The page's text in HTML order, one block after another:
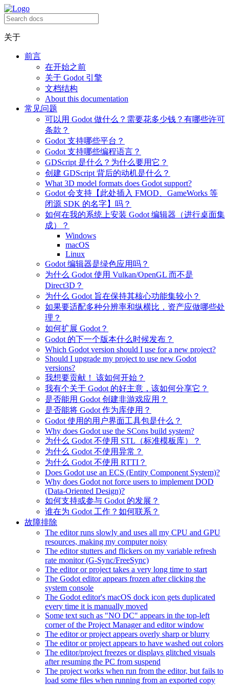
关于
前言
在开始之前
关于 Godot 引擎
文档结构
About this documentation
常见问题
可以用 Godot 做什么？需要花多少钱？有哪些许可
条款？
Godot 支持哪些平台？
Godot 支持哪些编程语言？
GDScript 是什么？为什么要用它？
创建 GDScript 背后的动机是什么？
What 3D model formats does Godot support?
Godot 会支持【此处插入 FMOD、GameWorks 等
闭源 SDK 的名字】吗？
如何在我的系统上安装 Godot 编辑器（进行桌面集
成）？
Windows
macOS
Linux
Godot 编辑器是绿色应用吗？
为什么 Godot 使用 Vulkan/OpenGL 而不是
Direct3D？
为什么 Godot 旨在保持其核心功能集较小？
如果要适配多种分辨率和纵横比，资产应做哪些处
理？
如何扩展 Godot？
Godot 的下一个版本什么时候发布？
Which Godot version should I use for a new project?
Should I upgrade my project to use new Godot
versions?
我想要贡献！ 该如何开始？
我有个关于 Godot 的好主意，该如何分享它？
是否能用 Godot 创建非游戏应用？
是否能将 Godot 作为库使用？
Godot 使用的用户界面工具包是什么？
Why does Godot use the SCons build system?
为什么 Godot 不使用 STL（标准模板库）？
为什么 Godot 不使用异常？
为什么 Godot 不使用 RTTI？
Does Godot use an ECS (Entity Component System)?
Why does Godot not force users to implement DOD
(Data-Oriented Design)?
如何支持或参与 Godot 的发展？
谁在为 Godot 工作？如何联系？
故障排除
The editor runs slowly and uses all my CPU and GPU
resources, making my computer noisy
The editor stutters and flickers on my variable refresh
rate monitor (G-Sync/FreeSync)
The editor or project takes a very long time to start
The Godot editor appears frozen after clicking the
system console
The Godot editor's macOS dock icon gets duplicated
every time it is manually moved
Some text such as "NO DC" appears in the top-left
corner of the Project Manager and editor window
The editor or project appears overly sharp or blurry
The editor or project appears to have washed out colors
The editor/project freezes or displays glitched visuals
after resuming the PC from suspend
The project works when run from the editor, but fails to
load some files when running from an exported copy